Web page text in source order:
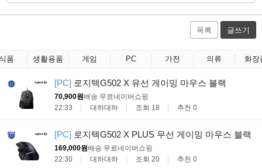
목록 글쓰기
품 생활용품 게임 PC 가전 의류 화장
[PC] 로지텍G502 X 유선 게이밍 마우스 블랙
70,900원배송 무료네이버쇼핑
22:33
대하대하 조회 18 추천 0
[PC] 로지텍G502 X PLUS 무선 게이밍 마우스 블랙
169,000원배송 무료네이버쇼핑
22:30
대하대하 조회 20 추천 0